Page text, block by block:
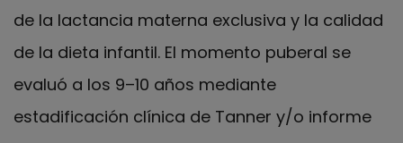
de la lactancia materna exclusiva y la calidad
de la dieta infantil. El momento puberal se
evaluó a los 9–10 años mediante
estadificación clínica de Tanner y/o informe